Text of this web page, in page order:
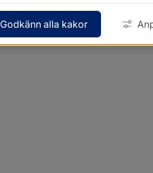
Godkänn alla kakor